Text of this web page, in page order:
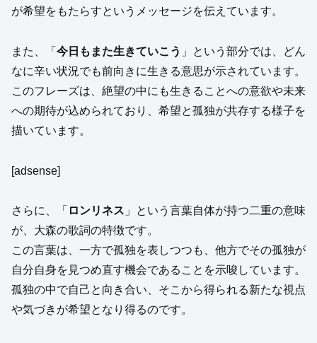
が希望をもたらすというメッセージを伝えています。
また、「 今日もまた生きていこう 」という部分では、どん
なに辛い状況でも前向きに生きる意思が示されています。
このフレーズは、絶望の中にも生きることへの意欲や未来
への期待が込められており、希望と孤独が共存する様子を
描いています。
[adsense]
さらに、「 ロンリネス 」という言葉自体が持つ二重の意味
が、大森の歌詞の特徴です。
この言葉は、一方で孤独を表しつつも、他方でその孤独が
自分自身を見つめ直す機会であることを示唆しています。
孤独の中で自己と向き合い、そこから得られる新たな視点
や気づきが希望となり得るのです。